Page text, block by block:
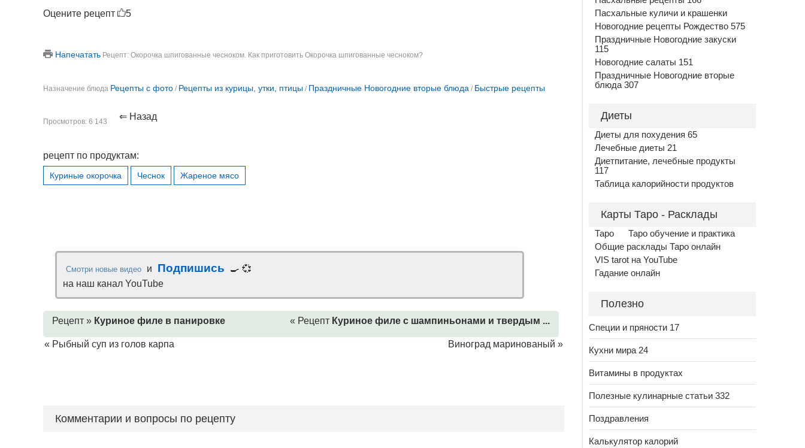
Оцените рецепт 5
Напечатать Рецепт: Окорочка шпигованные чесноком. Как приготовить Окорочка шпигованные чесноком?
Назначение блюда Рецепты с фото / Рецепты из курицы, утки, птицы / Праздничные Новогодние вторые блюда / Быстрые рецепты
Просмотров: 6 143 ⇐ Назад
рецепт по продуктам:
Куриные окорочка Чеснок Жареное мясо
Смотри новые видео и Подпишись
🍳 💞
на наш канал YouTube
Рецепт » Куриное филе в панировке « Рецепт Куриное филе с шампиньонами и твердым ...
« Рыбный суп из голов карпа Виноград маринованый »
Комментарии и вопросы по рецепту
Пасхальные куличи и крашенки
Новогодние рецепты Рождество 575
Праздничные Новогодние закуски
115
Новогодние салаты 151
Праздничные Новогодние вторые
блюда 307
Диеты
Диеты для похудения 65
Лечебные диеты 21
Диетпитание, лечебные продукты
117
Таблица калорийности продуктов
Карты Таро - Расклады
Таро
Таро обучение и практика
Общие расклады Таро онлайн
VIS tarot на YouTube
Гадание онлайн
Полезно
Специи и пряности 17
Кухни мира 24
Витамины в продуктах
Полезные кулинарные статьи 332
Поздравления
Калькулятор калорий